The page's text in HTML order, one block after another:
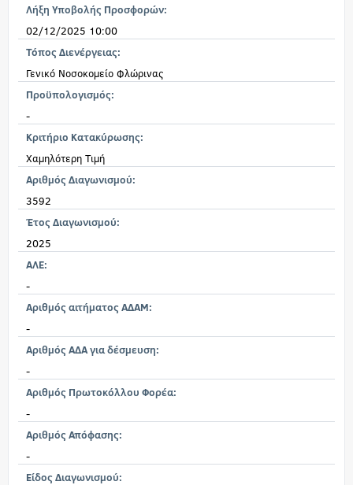
Λήξη Υποβολής Προσφορών:
02/12/2025 10:00
Τόπος Διενέργειας:
Γενικό Νοσοκομείο Φλώρινας
Προϋπολογισμός:
-
Κριτήριο Κατακύρωσης:
Χαμηλότερη Τιμή
Αριθμός Διαγωνισμού:
3592
Έτος Διαγωνισμού:
2025
ΑΛΕ:
-
Αριθμός αιτήματος ΑΔΑΜ:
-
Αριθμός ΑΔΑ για δέσμευση:
-
Αριθμός Πρωτοκόλλου Φορέα:
-
Αριθμός Απόφασης:
-
Είδος Διαγωνισμού: